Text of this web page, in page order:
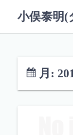
小俣泰明(
月: